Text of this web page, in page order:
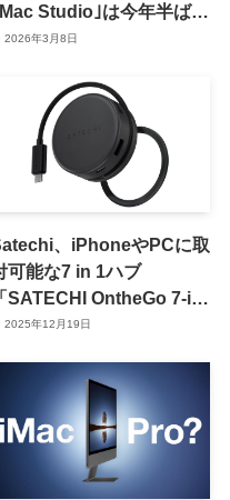
Studio｣は今年半ば頃
投入され、新型｢Mac
に続く見通し
2026年3月8日
、iPhoneやPCに取
可能な7 in 1ハブ
「SATECHI OntheGo 7-in-
磁気USB-Cハブ」を発売
2025年12月19日